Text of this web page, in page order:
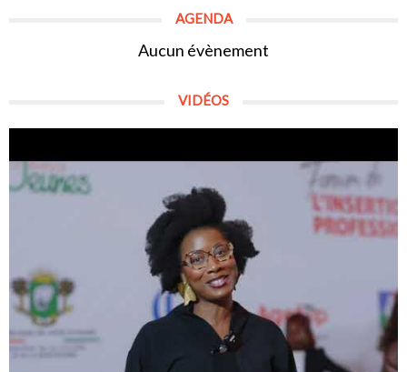
AGENDA
Aucun évènement
VIDÉOS